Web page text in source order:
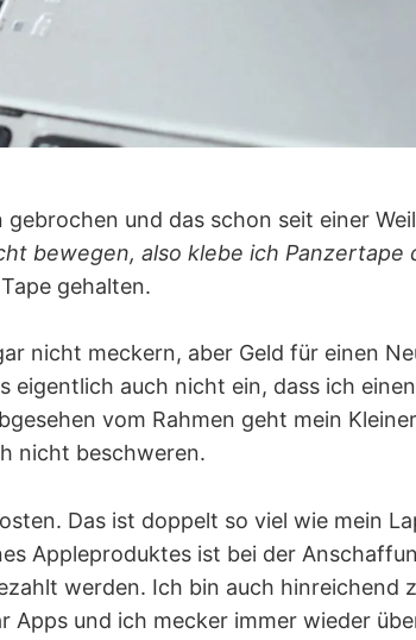
und das schon seit einer
bewegen, also klebe ich Panzertape
gehalten.
nicht meckern, aber Geld für einen
eigentlich auch nicht ein, dass ich einen
vom Rahmen geht mein
nicht beschweren.
Das ist doppelt so viel wie mein
Appleproduktes ist bei der
werden. Ich bin auch hinreichend
Apps und ich mecker immer wieder